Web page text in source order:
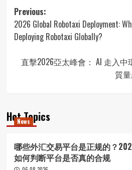
Post
navigation
Previous:
2026 Global Robotaxi Deployment:
Deploying Robotaxi Globally?
直擊2026亞太峰會： AI 走入中
質
Hot Topics
News
哪些外汇交易平台是正规的？
如何判断平台是否真的合规